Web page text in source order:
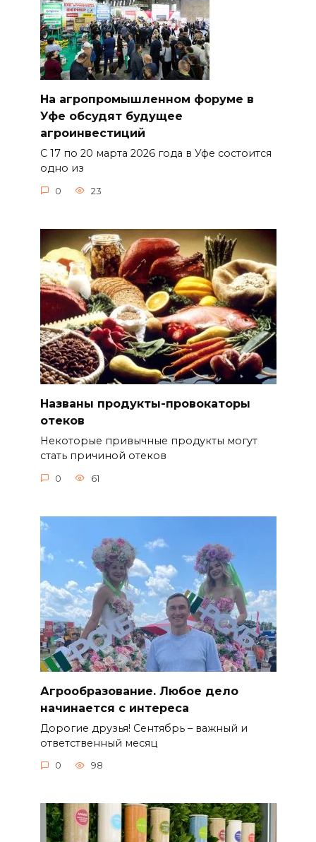
На агропромышленном форуме в
Уфе обсудят будущее
агроинвестиций
С 17 по 20 марта 2026 года в Уфе состоится
одно из
0 23
Названы продукты-провокаторы
отеков
Некоторые привычные продукты могут
стать причиной отеков
0 61
Агрообразование. Любое дело
начинается с интереса
Дорогие друзья! Сентябрь – важный и
ответственный месяц
0 98